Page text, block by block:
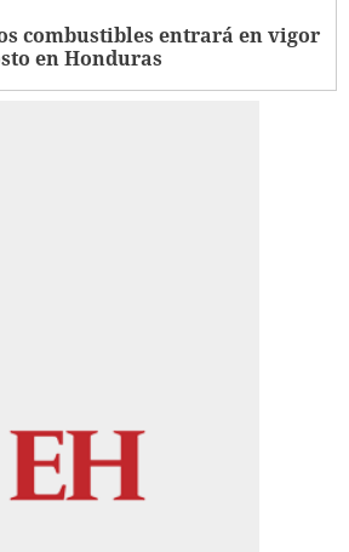
combustibles entrará en vigor
en Honduras